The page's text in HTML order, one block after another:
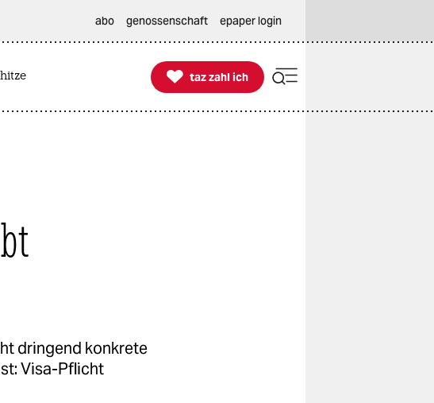
abo genossenschaft epaper login
hitze 
taz zahl ich
taz zahl ich
dringend konkrete
Visa-Pflicht